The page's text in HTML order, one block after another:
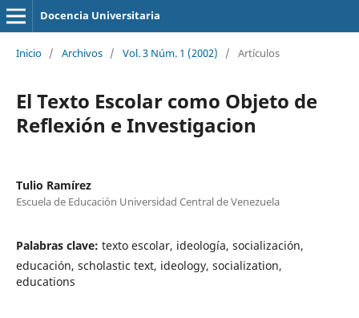
Docencia Universitaria
Inicio / Archivos / Vol. 3 Núm. 1 (2002) / Artículos
El Texto Escolar como Objeto de
Reflexión e Investigacion
Tulio Ramírez
Escuela de Educación Universidad Central de Venezuela
Palabras clave: texto escolar, ideología, socialización,
educación, scholastic text, ideology, socialization,
educations